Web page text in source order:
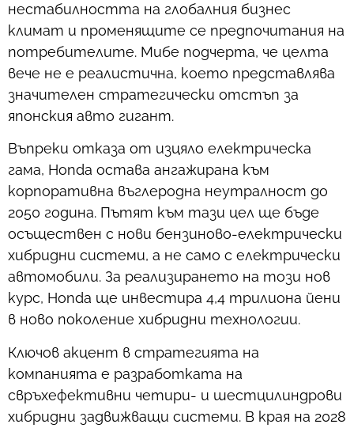
нестабилността на глобалния бизнес
климат и променящите се предпочитания на
потребителите. Мибе подчерта, че целта
вече не е реалистична, което представлява
значителен стратегически отстъп за
японския авто гигант.
Въпреки отказа от изцяло електрическа
гама, Honda остава ангажирана към
корпоративна въглеродна неутралност до
2050 година. Пътят към тази цел ще бъде
осъществен с нови бензиново-електрически
хибридни системи, а не само с електрически
автомобили. За реализирането на този нов
курс, Honda ще инвестира 4,4 трилиона йени
в ново поколение хибридни технологии.
Ключов акцент в стратегията на
компанията е разработката на
свръхефективни четири- и шестцилиндрови
хибридни задвижващи системи. В края на 2028